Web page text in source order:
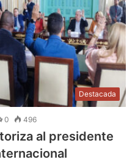
Destacada
0 496
al presidente